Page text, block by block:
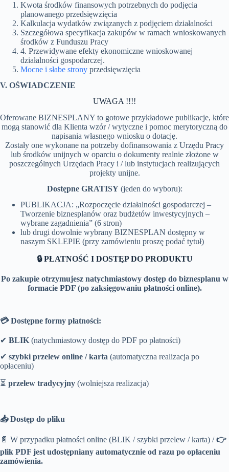
Kwota środków finansowych potrzebnych do podjęcia
planowanego przedsięwzięcia
Kalkulacja wydatków związanych z podjęciem działalności
Szczegółowa specyfikacja zakupów w ramach wnioskowanych
środków z Funduszu Pracy
4. Przewidywane efekty ekonomiczne wnioskowanej
działalności gospodarczej.
Mocne i słabe strony przedsięwzięcia
V. OŚWIADCZENIE
UWAGA !!!!
Oferowane BIZNESPLANY to gotowe przykładowe publikacje, które
mogą stanowić dla Klienta wzór / wytyczne i pomoc merytoryczną do
napisania własnego wniosku o dotację.
Zostały one wykonane na potrzeby dofinansowania z Urzędu Pracy
lub środków unijnych w oparciu o dokumenty realnie złożone w
poszczególnych Urzędach Pracy i / lub instytucjach realizujących
projekty unijne.
Dostępne GRATISY(jeden do wyboru):
PUBLIKACJA: „Rozpoczęcie działalności gospodarczej –
Tworzenie biznesplanów oraz budżetów inwestycyjnych –
wybrane zagadnienia” (6 stron)
lub drugi dowolnie wybrany BIZNESPLAN dostępny w
naszym SKLEPIE (przy zamówieniu proszę podać tytuł)
🔒 PŁATNOŚĆ I DOSTĘP DO PRODUKTU
Po zakupie otrzymujesz natychmiastowy dostęp do biznesplanu w
formacie PDF (po zaksięgowaniu płatności online).
💳 Dostępne formy płatności:
✔ BLIK (natychmiastowy dostęp do PDF po płatności)
✔ szybki przelew online / karta (automatyczna realizacja po
opłaceniu)
⏳ przelew tradycyjny (wolniejsza realizacja)
📥 Dostęp do pliku
📄 W przypadku płatności online (BLIK / szybki przelew / karta) /👉
plik PDF jest udostępniany automatycznie od razu po opłaceniu
zamówienia.